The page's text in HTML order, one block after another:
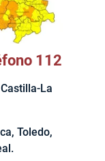
112
La
Toledo,